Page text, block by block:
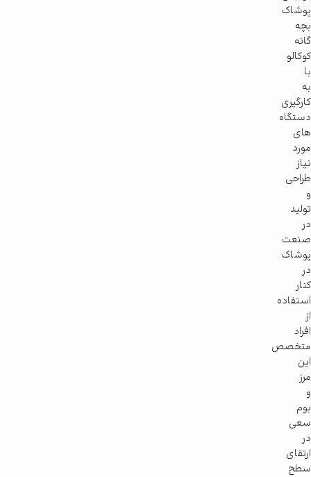
پوشاک
بچه
گانه
کوکالو
با
به
کارگیری
دستگاه
های
مورد
نیاز
طراحی
و
تولید
در
صنعت
پوشاک
در
کنار
استفاده
از
افراد
متخصص
این
مرز
و
بوم
سعی
در
ارتقای
سطح